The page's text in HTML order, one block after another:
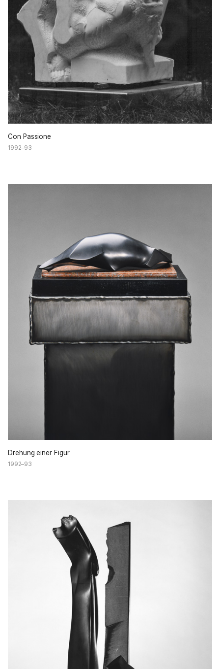
Con Passione
1992–93
Drehung einer Figur
1992–93